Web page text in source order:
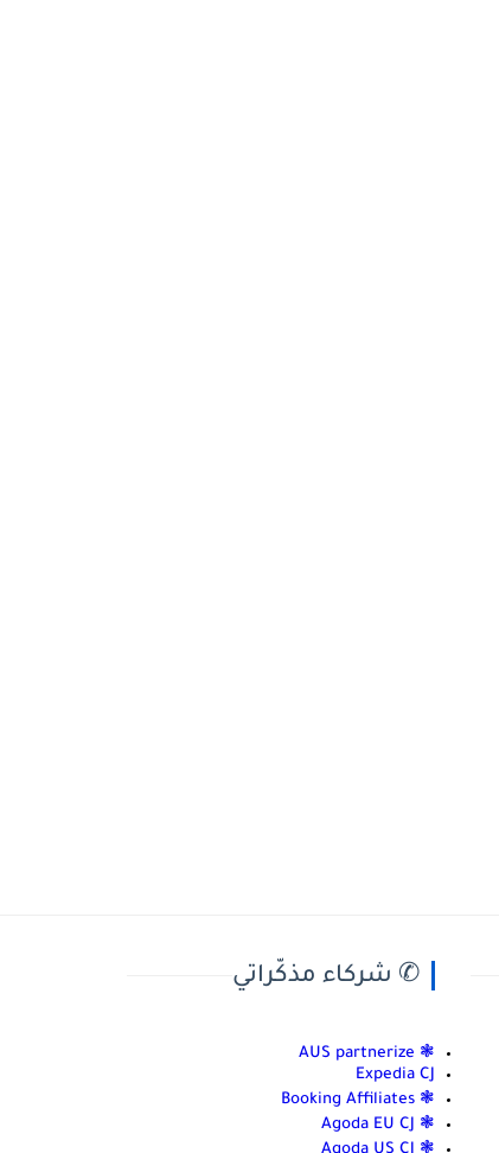
✆ شركاء مذكّراتي
❃ AUS partnerize
Expedia CJ
❃ Booking Affiliates
❃ Agoda EU CJ